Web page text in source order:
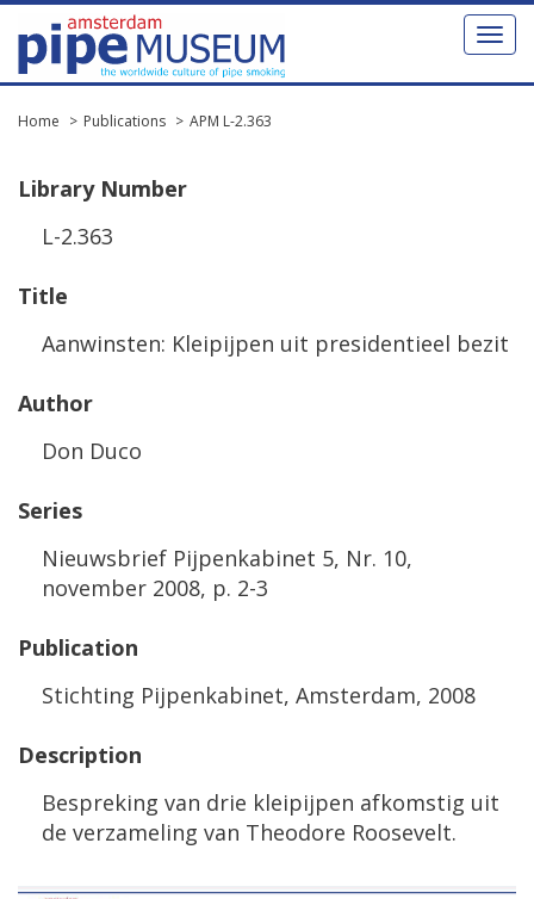
Toggle
Home Publications APM L-2.363
Library Number
L-2.363
Title
Aanwinsten: Kleipijpen uit presidentieel bezit
Author
Don Duco
Series
Nieuwsbrief Pijpenkabinet 5, Nr. 10,
november 2008, p. 2-3
Publication
Stichting Pijpenkabinet, Amsterdam, 2008
Description
Bespreking van drie kleipijpen afkomstig uit
de verzameling van Theodore Roosevelt.